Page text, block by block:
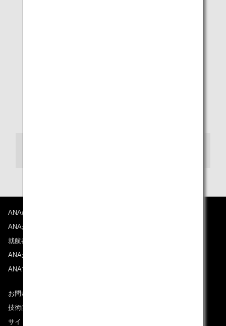
ANAについて
ANAからのお知らせ
就航都市
ANAがお約束する体験
ANAマイレージクラブ
お問い合わせ
技術的なお問い合わせ（推奨環境）
サイトマップ